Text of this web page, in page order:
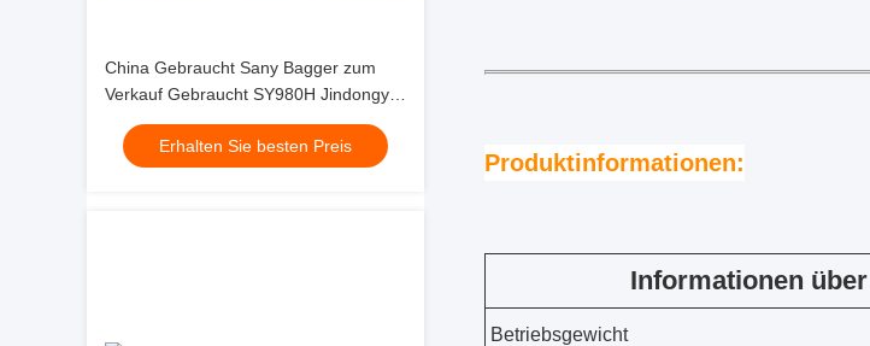
China Gebraucht Sany Bagger zum
Verkauf Gebraucht SY980H Jindongyu
Maschinen
Erhalten Sie besten Preis
Produktinformationen:
Informationen
Betriebsgewicht